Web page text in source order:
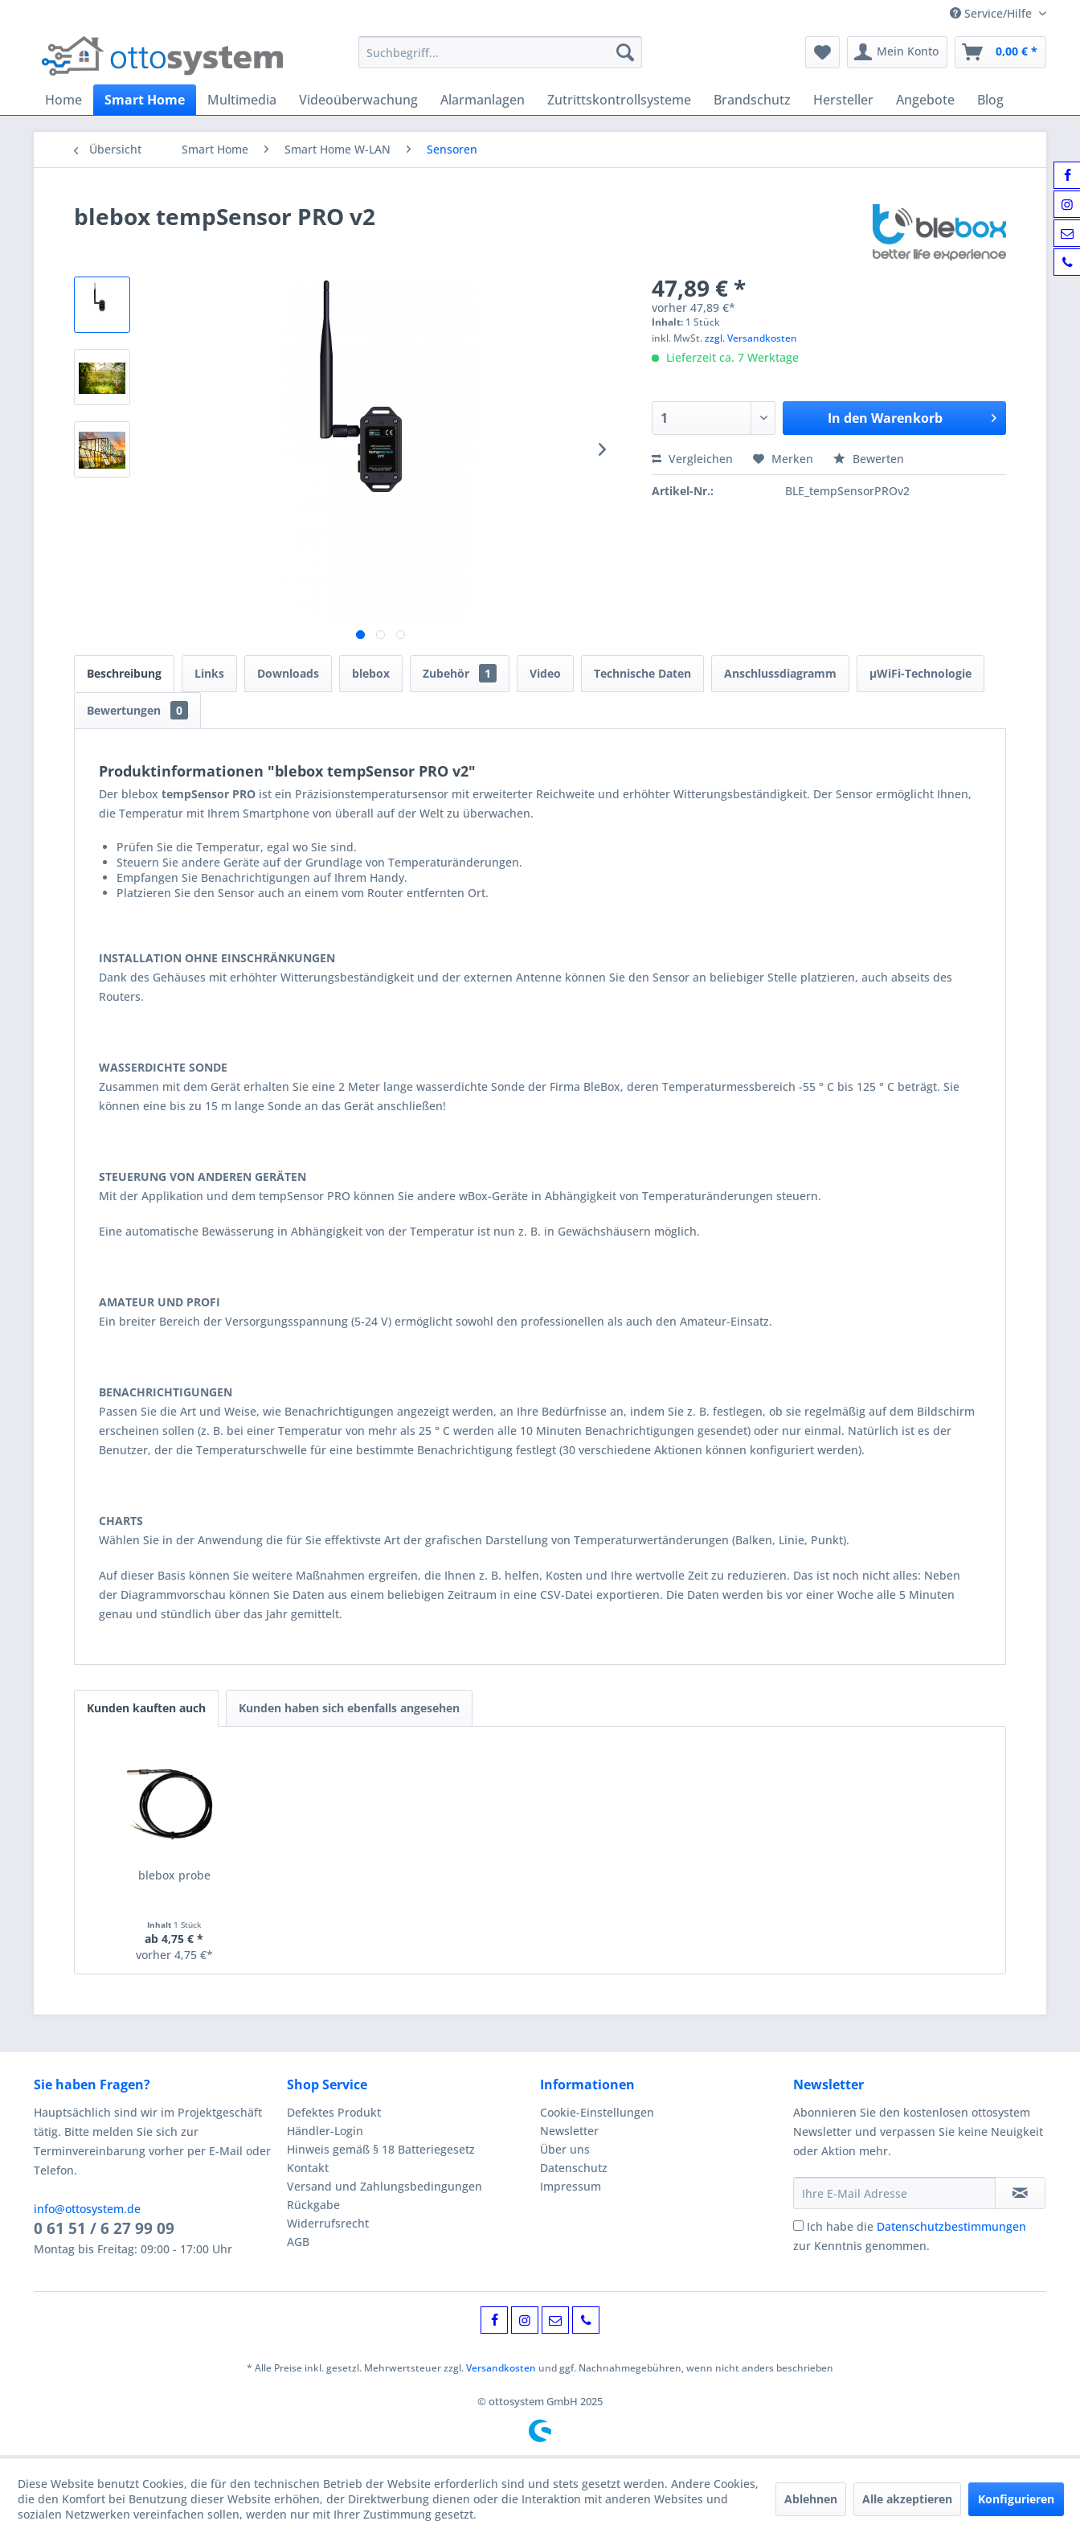
Service/Hilfe
Mein Konto 0,00 € *
Home Smart Home Multimedia Videoüberwachung Alarmanlagen Zutrittskontrollsysteme Brandschutz Hersteller Angebote Blog
Übersicht Smart Home Smart Home W-LAN Sensoren
blebox tempSensor PRO v2
47,89 € *
vorher47,89 €*
Inhalt: 1 Stück
inkl. MwSt.zzgl. Versandkosten
Lieferzeit ca. 7 Werktage
In den Warenkorb
Vergleichen Merken Bewerten
Artikel-Nr.: BLE_tempSensorPROv2
Beschreibung Links Downloads blebox Zubehör 1 Video Technische Daten Anschlussdiagramm µWiFi-Technologie
Bewertungen 0
Produktinformationen "blebox tempSensor PRO v2"
Der blebox tempSensor PRO ist ein Präzisionstemperatursensor mit erweiterter Reichweite und erhöhter Witterungsbeständigkeit. Der Sensor ermöglicht Ihnen,
die Temperatur mit Ihrem Smartphone von überall auf der Welt zu überwachen.
Prüfen Sie die Temperatur, egal wo Sie sind.
Steuern Sie andere Geräte auf der Grundlage von Temperaturänderungen.
Empfangen Sie Benachrichtigungen auf Ihrem Handy.
Platzieren Sie den Sensor auch an einem vom Router entfernten Ort.
INSTALLATION OHNE EINSCHRÄNKUNGEN
Dank des Gehäuses mit erhöhter Witterungsbeständigkeit und der externen Antenne können Sie den Sensor an beliebiger Stelle platzieren, auch abseits des
Routers.
WASSERDICHTE SONDE
Zusammen mit dem Gerät erhalten Sie eine 2 Meter lange wasserdichte Sonde der Firma BleBox, deren Temperaturmessbereich -55 ° C bis 125 ° C beträgt. Sie
können eine bis zu 15 m lange Sonde an das Gerät anschließen!
STEUERUNG VON ANDEREN GERÄTEN
Mit der Applikation und dem tempSensor PRO können Sie andere wBox-Geräte in Abhängigkeit von Temperaturänderungen steuern.
Eine automatische Bewässerung in Abhängigkeit von der Temperatur ist nun z. B. in Gewächshäusern möglich.
AMATEUR UND PROFI
Ein breiter Bereich der Versorgungsspannung (5-24 V) ermöglicht sowohl den professionellen als auch den Amateur-Einsatz.
BENACHRICHTIGUNGEN
Passen Sie die Art und Weise, wie Benachrichtigungen angezeigt werden, an Ihre Bedürfnisse an, indem Sie z. B. festlegen, ob sie regelmäßig auf dem Bildschirm
erscheinen sollen (z. B. bei einer Temperatur von mehr als 25 ° C werden alle 10 Minuten Benachrichtigungen gesendet) oder nur einmal. Natürlich ist es der
Benutzer, der die Temperaturschwelle für eine bestimmte Benachrichtigung festlegt (30 verschiedene Aktionen können konfiguriert werden).
CHARTS
Wählen Sie in der Anwendung die für Sie effektivste Art der grafischen Darstellung von Temperaturwertänderungen (Balken, Linie, Punkt).
Auf dieser Basis können Sie weitere Maßnahmen ergreifen, die Ihnen z. B. helfen, Kosten und Ihre wertvolle Zeit zu reduzieren. Das ist noch nicht alles: Neben
der Diagrammvorschau können Sie Daten aus einem beliebigen Zeitraum in eine CSV-Datei exportieren. Die Daten werden bis vor einer Woche alle 5 Minuten
genau und stündlich über das Jahr gemittelt.
Kunden kauften auch Kunden haben sich ebenfalls angesehen
blebox probe
Inhalt 1 Stück
ab 4,75 € *
vorher 4,75 €*
Sie haben Fragen?
Hauptsächlich sind wir im Projektgeschäft
tätig. Bitte melden Sie sich zur
Terminvereinbarung vorher per E-Mail oder
Telefon.
info@ottosystem.de
0 61 51 / 6 27 99 09
Montag bis Freitag: 09:00 - 17:00 Uhr
Shop Service
Defektes Produkt
Händler-Login
Hinweis gemäß § 18 Batteriegesetz
Kontakt
Versand und Zahlungsbedingungen
Rückgabe
Widerrufsrecht
AGB
Informationen
Cookie-Einstellungen
Newsletter
Über uns
Datenschutz
Impressum
Newsletter
Abonnieren Sie den kostenlosen ottosystem
Newsletter und verpassen Sie keine Neuigkeit
oder Aktion mehr.
Ich habe die Datenschutzbestimmungen
zur Kenntnis genommen.
* Alle Preise inkl. gesetzl. Mehrwertsteuer zzgl.Versandkosten und ggf. Nachnahmegebühren, wenn nicht anders beschrieben
© ottosystem GmbH 2025
Diese Website benutzt Cookies, die für den technischen Betrieb der Website erforderlich sind und stets gesetzt werden. Andere Cookies,
die den Komfort bei Benutzung dieser Website erhöhen, der Direktwerbung dienen oder die Interaktion mit anderen Websites und
sozialen Netzwerken vereinfachen sollen, werden nur mit Ihrer Zustimmung gesetzt.
Ablehnen Alle akzeptieren Konfigurieren